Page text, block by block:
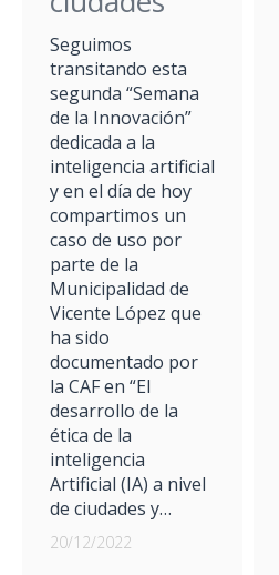
Seguimos
transitando esta
segunda “Semana
de la Innovación”
dedicada a la
inteligencia artificial
y en el día de hoy
compartimos un
caso de uso por
parte de la
Municipalidad de
Vicente López que
ha sido
documentado por
la CAF en “El
desarrollo de la
ética de la
inteligencia
Artificial (IA) a nivel
de ciudades y…
20/12/2022